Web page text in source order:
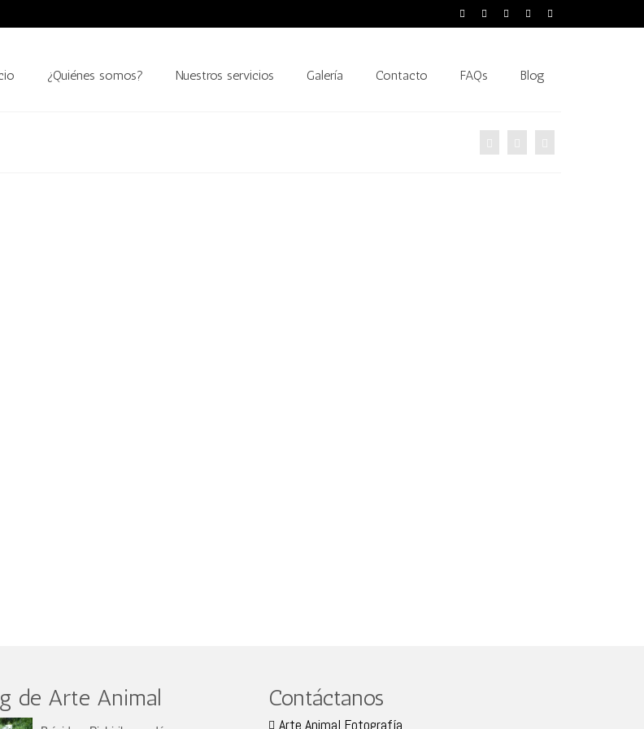
¿Quiénes somos? Nuestros servicios Galería Contacto FAQs Blog
de Arte Animal Contáctanos
Arte Animal Fotografía